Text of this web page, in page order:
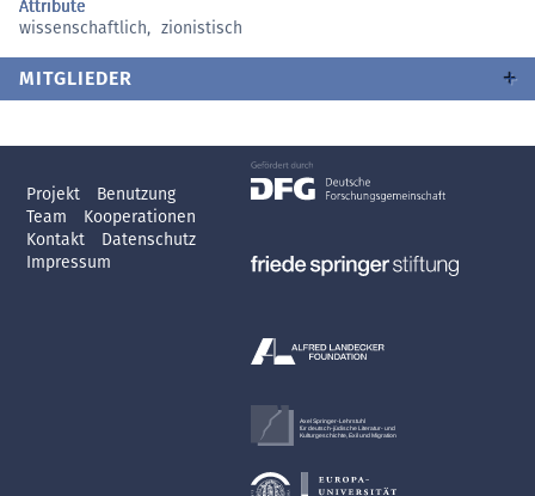
Attribute
wissenschaftlich, zionistisch
MITGLIEDER
Projekt
Benutzung
Team
Kooperationen
Kontakt
Datenschutz
Impressum
Axel Springer-Lehrstuhl
für deutsch-jüdische Literatur- und
Kulturgeschichte, Exil und Migration